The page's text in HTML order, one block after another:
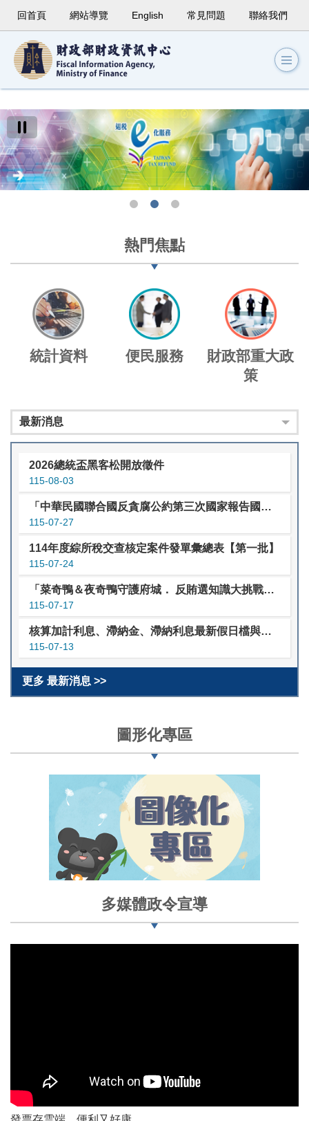
回首頁 網站導覽 English 常見問題 聯絡我們
熱門焦點
統計資料 便民服務
財政部重大政
策
最新消息
2026總統盃黑客松開放徵件
115-08-03
「中華民國聯合國反貪腐公約第三次國家報告國際審查會議」
115-07-27
114年度綜所稅交查核定案件發單彙總表【第一批】
115-07-24
「菜奇鴨＆夜奇鴨守護府城． 反賄選知識大挑戰」網路有獎徵答活動
115-07-17
核算加計利息、滯納金、滯納利息最新假日檔與利率檔
115-07-13
更多 最新消息 >>
圖形化專區
多媒體政令宣導